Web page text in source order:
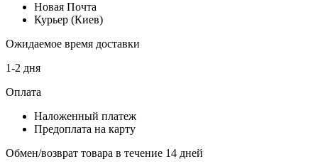
Новая Почта
Курьер (Киев)
Ожидаемое время доставки
1-2 дня
Оплата
Наложенный платеж
Предоплата на карту
Обмен/возврат товара в течение 14 дней